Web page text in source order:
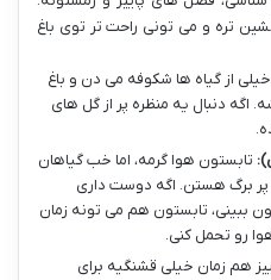
تره و می تونی راحت تر توی باغ
خیلی از گیاه ها شکوفه می دن و باغ
اگه دنبال یه منظره پر از گل های
تابستون هوا گرمه، اما خب گیاهان
برگ هستن. اگه دوست داری
ببینی، تابستون هم می تونه زمان
رو تحمل کنی.
هم زمان خیلی قشنگیه برای